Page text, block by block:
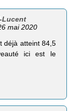
Lucent
mai 2020
déjà atteint 84,5
ici est le